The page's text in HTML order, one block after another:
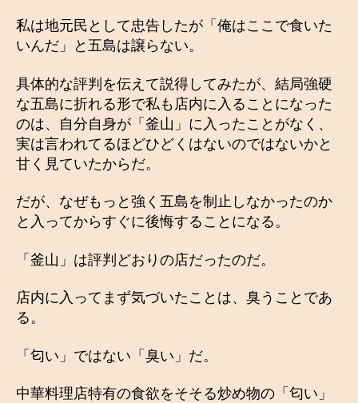
私は地元民として忠告したが「俺はここで食いた
いんだ」と五島は譲らない。
具体的な評判を伝えて説得してみたが、結局強硬
な五島に折れる形で私も店内に入ることになった
のは、自分自身が「釜山」に入ったことがなく、
実は言われてるほどひどくはないのではないかと
甘く見ていたからだ。
だが、なぜもっと強く五島を制止しなかったのか
と入ってからすぐに後悔することになる。
「釜山」は評判どおりの店だったのだ。
店内に入ってまず気づいたことは、臭うことであ
る。
「匂い」ではない「臭い」だ。
中華料理店特有の食欲をそそる炒め物の「匂い」